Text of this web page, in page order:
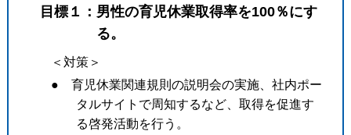
目標１：男性の育児休業取得率を100％にす
る。
＜対策＞
● 育児休業関連規則の説明会の実施、社内ポー
タルサイトで周知するなど、取得を促進す
る啓発活動を行う。